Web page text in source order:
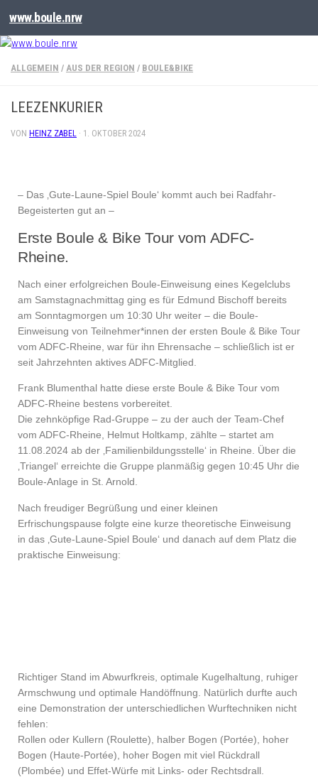
www.boule.nrw
ALLGEMEIN / AUS DER REGION / BOULE&BIKE
LEEZENKURIER
VON HEINZ ZABEL · 1. OKTOBER 2024
– Das ‚Gute-Laune-Spiel Boule‘ kommt auch bei Radfahr-
Begeisterten gut an –
Erste Boule & Bike Tour vom ADFC-
Rheine.
Nach einer erfolgreichen Boule-Einweisung eines Kegelclubs
am Samstagnachmittag ging es für Edmund Bischoff bereits
am Sonntagmorgen um 10:30 Uhr weiter – die Boule-
Einweisung von Teilnehmer*innen der ersten Boule & Bike Tour
vom ADFC-Rheine, war für ihn Ehrensache – schließlich ist er
seit Jahrzehnten aktives ADFC-Mitglied.
Frank Blumenthal hatte diese erste Boule & Bike Tour vom
ADFC-Rheine bestens vorbereitet.
Die zehnköpfige Rad-Gruppe – zu der auch der Team-Chef
vom ADFC-Rheine, Helmut Holtkamp, zählte – startet am
11.08.2024 ab der ‚Familienbildungsstelle‘ in Rheine. Über die
‚Triangel‘ erreichte die Gruppe planmäßig gegen 10:45 Uhr die
Boule-Anlage in St. Arnold.
Nach freudiger Begrüßung und einer kleinen
Erfrischungspause folgte eine kurze theoretische Einweisung
in das ‚Gute-Laune-Spiel Boule‘ und danach auf dem Platz die
praktische Einweisung:
Richtiger Stand im Abwurfkreis, optimale Kugelhaltung, ruhiger
Armschwung und optimale Handöffnung. Natürlich durfte auch
eine Demonstration der unterschiedlichen Wurftechniken nicht
fehlen:
Rollen oder Kullern (Roulette), halber Bogen (Portée), hoher
Bogen (Haute-Portée), hoher Bogen mit viel Rückdrall
(Plombée) und Effet-Würfe mit Links- oder Rechtsdrall.